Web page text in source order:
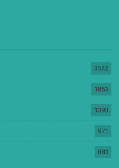
3542
1863
1393
971
883